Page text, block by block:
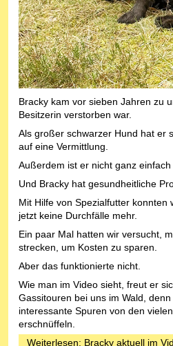
Bracky kam vor sieben Jahren zu
Besitzerin verstorben war.
Als großer schwarzer Hund hat er
auf eine Vermittlung.
Außerdem ist er nicht ganz
Und Bracky hat gesundheitliche
Mit Hilfe von Spezialfutter konnten
jetzt keine Durchfälle mehr.
Ein paar Mal hatten wir versucht,
strecken, um Kosten zu sparen.
Aber das funktionierte nicht.
Wie man im Video sieht, freut er
Gassitouren bei uns im Wald,
interessante Spuren von den
erschnüffeln.
Weiterlesen: Bracky aktuell im